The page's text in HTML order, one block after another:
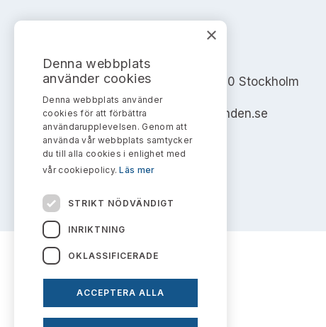
Address: Box 7354, 103 90 Stockholm
info@aktiemarknadsnamnden.se
×
Denna webbplats
använder cookies
Denna webbplats använder
cookies för att förbättra
användarupplevelsen. Genom att
använda vår webbplats samtycker
du till alla cookies i enlighet med
vår cookiepolicy.Läs mer
STRIKT NÖDVÄNDIGT
INRIKTNING
OKLASSIFICERADE
ACCEPTERA ALLA